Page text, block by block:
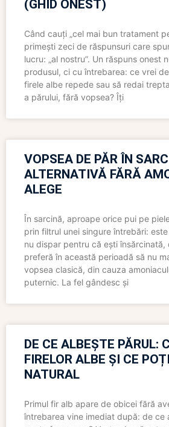
(GHID ONEST)
Când cauți „cel mai bun tratament
primești zeci de răspunsuri care
lucru: „al nostru”. Un răspuns onest
produsul, ci cu întrebarea: ce vrei
firele albe repede sau să redai
a părului, fără vopsea? Îți
VOPSEA DE PĂR ÎN
ALTERNATIVĂ FĂRĂ
ALEGE
În sarcină, aproape orice pui pe
prin filtrul unei singure întrebări:
nu dispar pentru că ești însărcinată,
preferă în această perioadă să nu
vopsea clasică, din cauza
puternic. La fel gândesc și
DE CE ALBEȘTE PĂRUL:
FIRELOR ALBE ȘI CE
NATURAL
Primul fir alb apare de obicei fără
întrebarea vine imediat după: de ce